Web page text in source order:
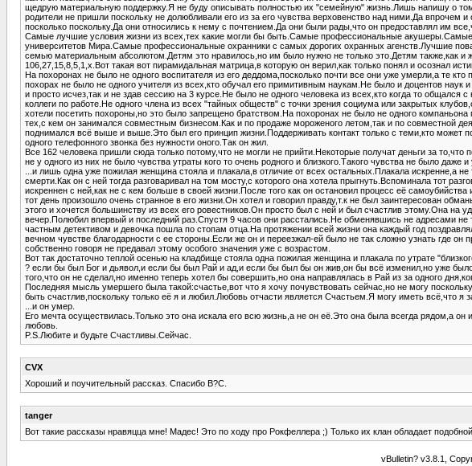
щедрую материальную поддержку.Я не буду описывать полностью их "семейную" жизнь.Лишь напишу о
родители не пришли поскольку не долюбливали его из за его чувства верховенство над ними.Да
посколько поскольку.Да они относились к нему с почтением.Да они были рады,что он предоставлял им
Самые лучшие условия жизни из всех,тех какие могли бы быть.Самые профессиональные
университетов Мира.Самые профессиональные охранники с самых дорогих охранных агенств.Лучшие
семью материальным абсолютом.Детям это нравилось,но им было нужно не только это.Детям также,как и
106,27,15,8,5,1,х.Вот такая вот пирамидальная матрица,в которую он верил,как только понял и осознал
На похоронах не было не одного воспитателя из его деддома,посколько почти все они уже умерли,а те
похорах не было не одного учителя из всех,кто обучал его примитивным наукам.Не было и доцентов наук
и просто исчез,так и не здав сессию на 3 курсе.Не было не одного человека из всех,кто когда то
коллеги по работе.Не одного члена из всех "тайных обществ" с точки зрения социума или закрытых
хотели посетить похороны,но это было запрещено братством.На похоронах не было не одного
тех,с кем он занимался совместным бизнесом.Как и по продаже мороженого летом,так и по совместной
поднимался всё выше и выше.Это был его принцип жизни.Поддерживать контакт только с теми,кто может
одного телефонного звонка без нужности оного.Так он жил.
Все 162 человека пришли сюда только потому,что не могли не прийти.Некоторые получат деньги за
не у одного из них не было чувства утраты кого то очень родного и близкого.Такого чувства не было даже и
...и лишь одна уже пожилая женщина стояла и плакала,в отличие от всех остальных.Плакала
смерти.Как он с ней тогда разговаривал на том мосту,с которого она хотела прыгнуть.Вспоминала тот
искреннен с ней,как не с кем больше в своей жизни.После того как он остановил процесс её
тот день произошло очень странное в его жизни.Он хотел и говорил правду,т.к не был заинтересован
этого и хочется большинству из всех его ровестников.Он просто был с ней и был счастлив этому.Она на
вечер.Полюбил впервый и последний раз.Спустя 9 часов они расстались.Не обменявшись не адресами
частным детективом и девочка пошла по стопам отца.На протяжении всей жизни она каждый год
вечном чувстве благодарности с ее стороны.Если же он и переезжал-ей было не так сложно узнать где
собственно говоря не предавал этому особого значения уже с возрастом.
Вот так достаточно теплой осенью на кладбище стояла одна пожилая женщина и плакала по утрате
? если бы был Бог и дьявол,и если бы был Рай и ад,и если бы был бы он жив,он бы всё изменил,но уже
того,что он не сделал,но именно теперь хотел бы совершить,но она направлялась в Рай из за одного
Последняя мысль умершего была такой:счастье,вот что я хочу почувствовать сейчас,но не могу
быть счастлив,поскольку только её я и любил.Любовь отчасти является Счастьем.Я могу иметь всё,что я
...и он умер.
Его мечта осуществилась.Только это она искала его всю жизнь,а не он её.Это она была всегда рядом,а
любовь.
P.S.Любите и будьте Счастливы.Сейчас.
CVX
Хороший и поучительный рассказ. Спасибо В?С.
tanger
Вот такие рассказы нравяцца мне! Мадес! Это по ходу про Рокфеллера ;) Только их клан обладает
vBulletin? v3.8.1,